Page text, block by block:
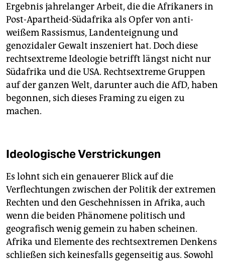
Ergebnis jahrelanger Arbeit, die die Afrikaners in
Post-Apartheid-Südafrika als Opfer von anti-
weißem Rassismus, Landenteignung und
genozidaler Gewalt inszeniert hat. Doch diese
rechtsextreme Ideologie betrifft längst nicht nur
Südafrika und die USA. Rechtsextreme Gruppen
auf der ganzen Welt, darunter auch die AfD, haben
begonnen, sich dieses Framing zu eigen zu
machen.
Ideologische Verstrickungen
Es lohnt sich ein genauerer Blick auf die
Verflechtungen zwischen der Politik der extremen
Rechten und den Geschehnissen in Afrika, auch
wenn die beiden Phänomene politisch und
geografisch wenig gemein zu haben scheinen.
Afrika und Elemente des rechtsextremen Denkens
schließen sich keinesfalls gegenseitig aus. Sowohl